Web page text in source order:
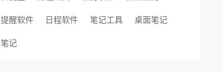
提醒软件 日程软件 笔记工具 桌面笔记
笔记